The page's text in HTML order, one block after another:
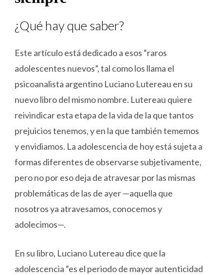
¿Qué hay que saber?
Este artículo está dedicado a esos “raros
adolescentes nuevos”, tal como los llama el
psicoanalista argentino Luciano Lutereau en su
nuevo libro del mismo nombre. Lutereau quiere
reivindicar esta etapa de la vida de la que tantos
prejuicios tenemos, y en la que también tememos
y envidiamos. La adolescencia de hoy está sujeta a
formas diferentes de observarse subjetivamente,
pero no por eso deja de atravesar por las mismas
problemáticas de las de ayer —aquella que
nosotros ya atravesamos, conocemos y
adolecimos—.
En su libro, Luciano Lutereau dice que la
adolescencia “es el periodo de mayor autenticidad